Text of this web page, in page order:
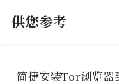
供您参考
简捷安装Tor浏览